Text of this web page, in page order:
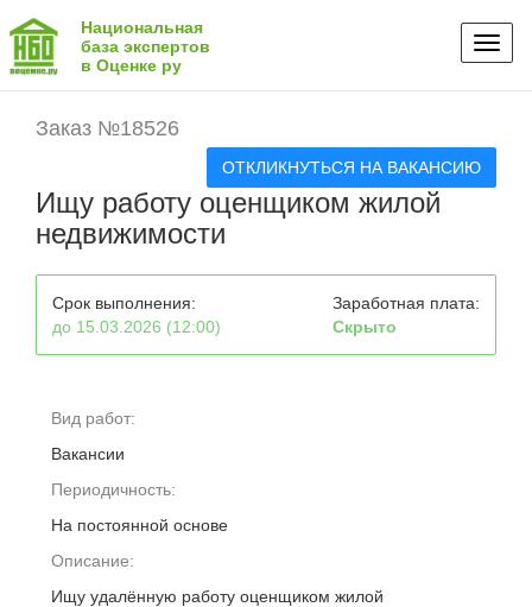
Национальная
база экспертов
в Оценке ру
Заказ №18526
ОТКЛИКНУТЬСЯ НА ВАКАНСИЮ
Ищу работу оценщиком жилой
недвижимости
Срок выполнения:
до 15.03.2026 (12:00)
Заработная плата:
Скрыто
Вид работ:
Вакансии
Периодичность:
На постоянной основе
Описание:
Ищу удалённую работу оценщиком жилой